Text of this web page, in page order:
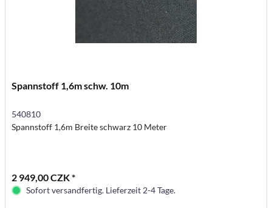
Spannstoff 1,6m schw. 10m
540810
Spannstoff 1,6m Breite schwarz 10 Meter
2 949,00 CZK *
Sofort versandfertig. Lieferzeit 2-4 Tage.